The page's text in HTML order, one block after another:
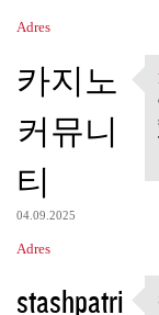
Adres
카지노
커뮤니
티
04.09.2025
Adres
stashpatri